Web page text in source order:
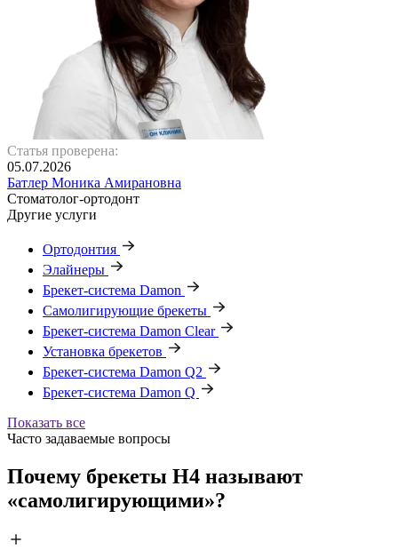
Статья проверена:
05.07.2026
Батлер Моника Амирановна
Стоматолог-ортодонт
Другие услуги
Ортодонтия
Элайнеры
Брекет-система Damon
Самолигирующие брекеты
Брекет-система Damon Clear
Установка брекетов
Брекет-система Damon Q2
Брекет-система Damon Q
Показать все
Часто задаваемые вопросы
Почему брекеты H4 называют
«самолигирующими»?